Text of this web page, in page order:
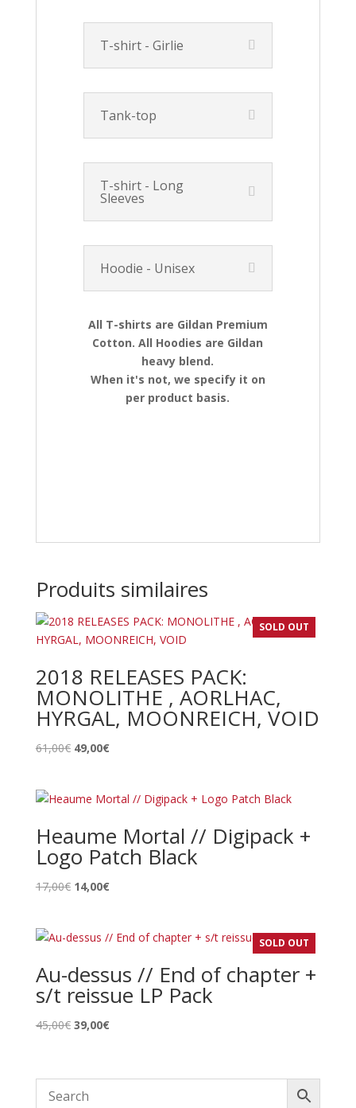
T-shirt - Girlie
Tank-top
T-shirt - Long
Sleeves
Hoodie - Unisex
All T-shirts are Gildan Premium
Cotton. All Hoodies are Gildan
heavy blend.
When it's not, we specify it on
per product basis.
Produits similaires
SOLD OUT
2018 RELEASES PACK:
MONOLITHE , AORLHAC,
HYRGAL, MOONREICH, VOID
61,00€ Le
était :
49,00€Le
est :
Heaume Mortal // Digipack +
Logo Patch Black
17,00€ Le
était :
14,00€Le
est :
SOLD OUT
Au-dessus // End of chapter +
s/t reissue LP Pack
45,00€ Le
était :
45,00€.
39,00€Le
est :